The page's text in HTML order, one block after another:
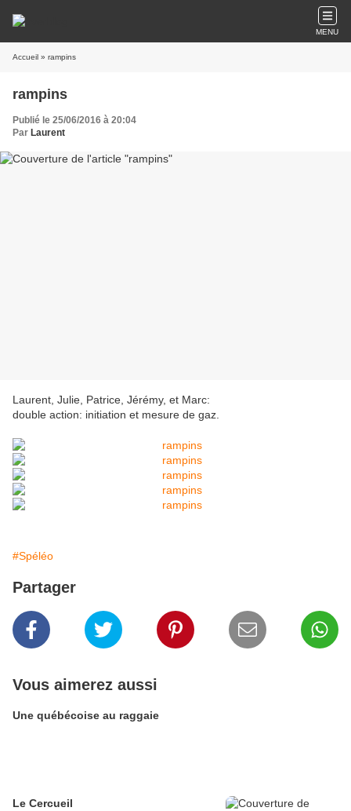
MENU
Accueil » rampins
rampins
Publié le 25/06/2016 à 20:04
Par Laurent
Laurent, Julie, Patrice, Jérémy, et Marc:
double action: initiation et mesure de gaz.
#Spéléo
Partager
Vous aimerez aussi
Une québécoise au raggaie
Le Cercueil